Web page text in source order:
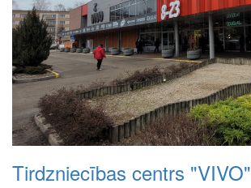
Tirdzniecības centrs "VIVO"